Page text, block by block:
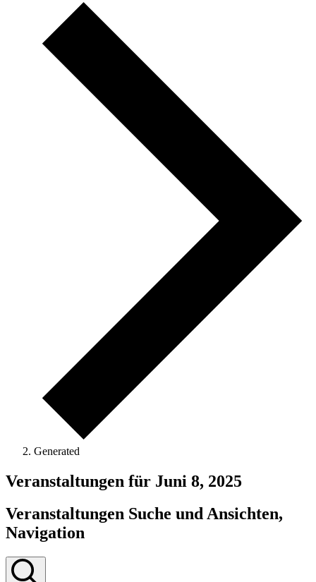
Generated
Veranstaltungen für Juni 8, 2025
Veranstaltungen Suche und Ansichten,
Navigation